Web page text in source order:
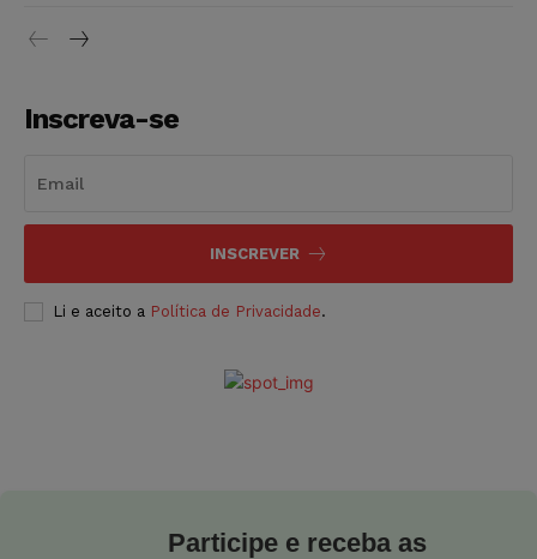
Inscreva-se
INSCREVER
Li e aceito a Política de Privacidade.
Participe e receba as